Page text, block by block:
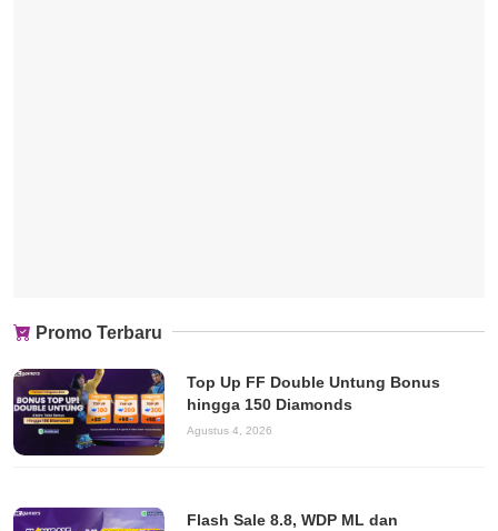
Promo Terbaru
Top Up FF Double Untung Bonus
hingga 150 Diamonds
Agustus 4, 2026
Flash Sale 8.8, WDP ML dan